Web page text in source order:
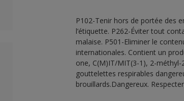
P102-Tenir hors de portée des
l’étiquette. P262-Éviter tout
malaise. P501-Eliminer le
internationales. Contient un
one, C(M)IT/MIT(3-1), 2-
gouttelettes respirables
brouillards.Dangereux.